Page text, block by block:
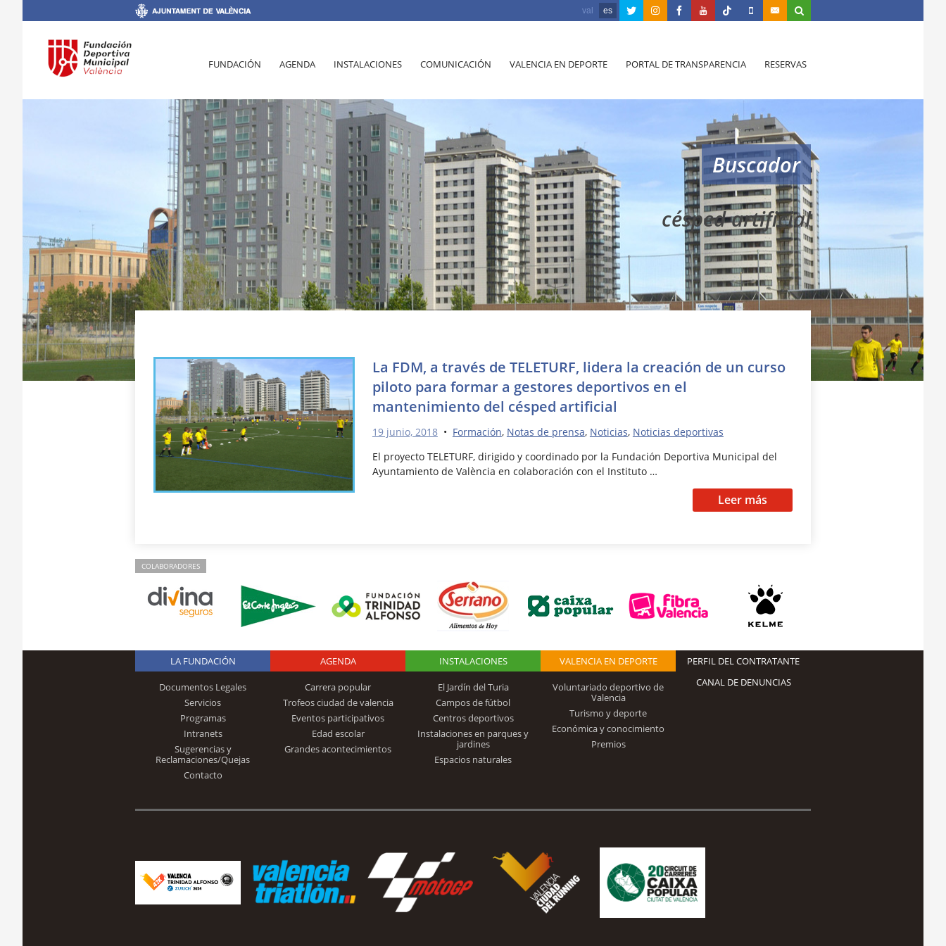
val es
FUNDACIÓN AGENDA INSTALACIONES COMUNICACIÓN VALENCIA EN DEPORTE PORTAL DE TRANSPARENCIA RESERVAS
Buscador
césped artificial
La FDM, a través de TELETURF, lidera la creación de un curso
piloto para formar a gestores deportivos en el
mantenimiento del césped artificial
19 junio, 2018• Formación, Notas de prensa, Noticias, Noticias deportivas
El proyecto TELETURF, dirigido y coordinado por la Fundación Deportiva Municipal del
Ayuntamiento de València en colaboración con el Instituto …
Leer más
COLABORADORES
Logo Fundación
Trinidad Alfonso
LA FUNDACIÓN
Documentos Legales
Servicios
Programas
Intranets
Sugerencias y
Reclamaciones/Quejas
Contacto
AGENDA
Carrera popular
Trofeos ciudad de valencia
Eventos participativos
Edad escolar
Grandes acontecimientos
INSTALACIONES
El Jardín del Turia
Campos de fútbol
Centros deportivos
Instalaciones en parques y
jardines
Espacios naturales
VALENCIA EN DEPORTE
Voluntariado deportivo de
Valencia
Turismo y deporte
Económica y conocimiento
Premios
PERFIL DEL CONTRATANTE
CANAL DE DENUNCIAS